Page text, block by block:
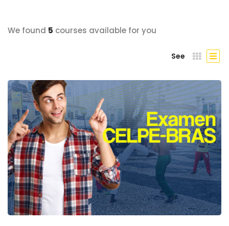
We found 5 courses available for you
See